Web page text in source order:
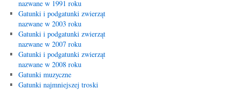
nazwane w 1991 roku
Gatunki i podgatunki zwierząt
nazwane w 2003 roku
Gatunki i podgatunki zwierząt
nazwane w 2007 roku
Gatunki i podgatunki zwierząt
nazwane w 2008 roku
Gatunki muzyczne
Gatunki najmniejszej troski